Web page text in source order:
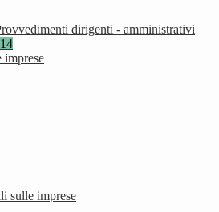
dirigenti - amministrativi
sulle imprese